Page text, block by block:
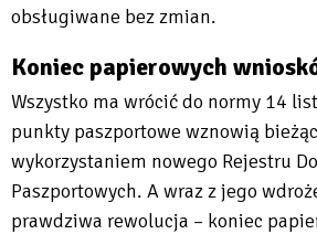
obsługiwane bez zmian.
Koniec papierowych
Wszystko ma wrócić do normy 14
punkty paszportowe wznowią
wykorzystaniem nowego Rejestru
Paszportowych. A wraz z jego
prawdziwa rewolucja – koniec